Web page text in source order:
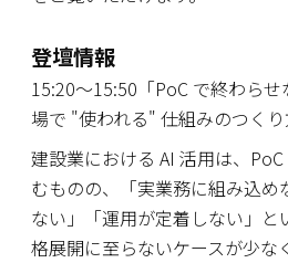
登壇情報
15:20～15:50「PoC で終わら
場で "使われる" 仕組みのつくり
建設業における AI 活用は、
むものの、「実業務に組み込め
ない」「運用が定着しない」と
格展開に至らないケースが少な